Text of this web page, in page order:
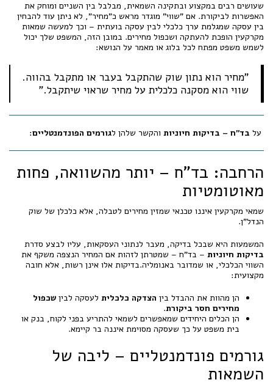
שעושים רבים במקצוע ובתקינה השמאית, מבלבל בין השניים ומוחק את
האפשרות לביקורת. אם "שווי" מוגדר מראש כ"מחיר", לא ניתן עוד להבחין
בין עסקה שמגלמת ערך כלכלי לבין עסקה בועתית – וכך למעשה שמאות
מקרקעין הופכת להעתקה ושכפול מחירים. במובן הזה, המשפט שלך יכול
לשמש משפט מפתח לכל בלוג או מאמר על הנושא:
"מחיר הוא נתון שוק שהתקבל בעבר או מתקבל בהווה.
שווי הוא מסקנה כלכלית על מחיר שראוי שיתקבל."
על בד"ח – בדיקות חיוניות והקשר שלהן לגורמים הפונדמנטליים:
הרחבה: בד"ח – יותר מהשוואה, פחות
מאוטומטיות
שמאי מקרקעין איננו טכנאי שמזין מחירים לטבלה, אלא כלכלן של שוק
הנדל"ן.
המשמעות היא שבכל בדיקה, מעבר לנתוני העסקאות, עליו לבצע סדרת
בדיקות חיוניות – בד"ח – שמטרתן לזהות אם המחיר הנצפה משקף את
השווי הכלכלי, או שמדובר באנומליה.בדיקות אלו אינן רשות, אלא חובה
מקצועית:
הן מהוות את ההבדל בין הצדקה כלכלית לעסקה לבין שכפול
מחירים חסר ביקורת.
הן הכלים היחידים שמאפשרים לשמאי להתריע בפני לקוח, בנק או
בית משפט על כך שעסקה מסוימת איננה בר קיימא.
גורמים פונדמנטליים – ליבה של
השמאות